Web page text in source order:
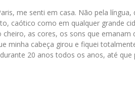
me senti em casa. Não pela língua,
caótico como em qualquer grande
as cores, os sons que emanam
minha cabeça girou e fiquei
20 anos todos os anos, até que